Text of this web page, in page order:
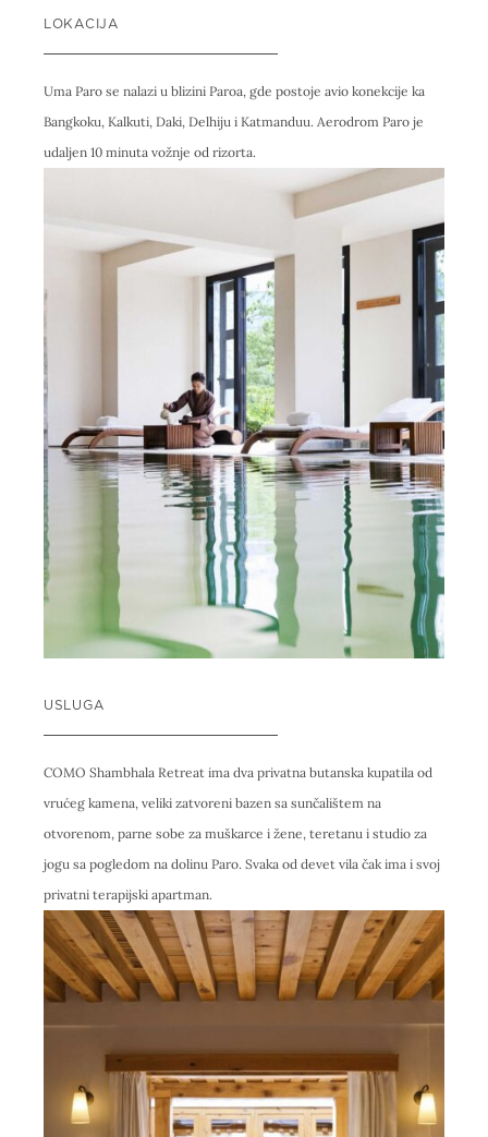
LOKACIJA
Uma Paro se nalazi u blizini Paroa, gde postoje avio konekcije ka
Bangkoku, Kalkuti, Daki, Delhiju i Katmanduu. Aerodrom Paro je
udaljen 10 minuta vožnje od rizorta.
USLUGA
COMO Shambhala Retreat ima dva privatna butanska kupatila od
vrućeg kamena, veliki zatvoreni bazen sa sunčalištem na
otvorenom, parne sobe za muškarce i žene, teretanu i studio za
jogu sa pogledom na dolinu Paro. Svaka od devet vila čak ima i svoj
privatni terapijski apartman.